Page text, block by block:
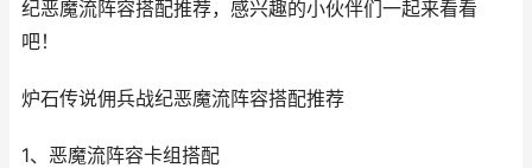
纪恶魔流阵容搭配推荐，感兴趣的小伙伴们一起来看看
吧！
炉石传说佣兵战纪恶魔流阵容搭配推荐
1、恶魔流阵容卡组搭配